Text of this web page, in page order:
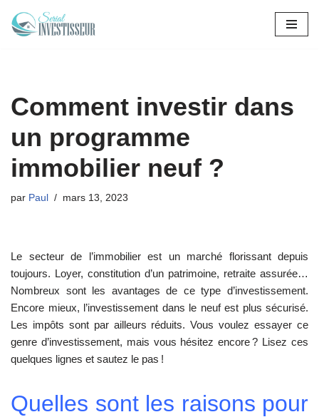
Aller
Comment investir dans
un programme
immobilier neuf ?
par Paul mars 13, 2023
Le secteur de l’immobilier est un marché florissant depuis
toujours. Loyer, constitution d’un patrimoine, retraite assurée…
Nombreux sont les avantages de ce type d’investissement.
Encore mieux, l’investissement dans le neuf est plus sécurisé.
Les impôts sont par ailleurs réduits. Vous voulez essayer ce
genre d’investissement, mais vous hésitez encore ? Lisez ces
quelques lignes et sautez le pas !
Quelles sont les raisons pour